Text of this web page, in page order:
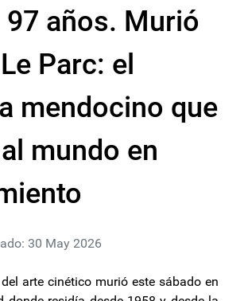
97 años. Murió
Parc: el
mendocino que
mundo en
30 May 2026
arte cinético murió este sábado en